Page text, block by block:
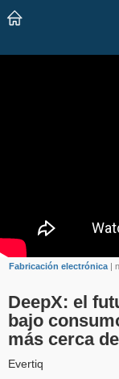
Fabricación electrónica |
DeepX: el
bajo
más cerca
Evertiq